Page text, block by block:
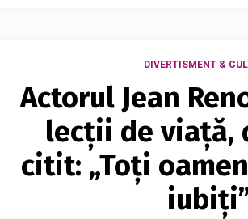
DIVERTISMENT &
Actorul Jean
lecții de viață,
citit: „Toți